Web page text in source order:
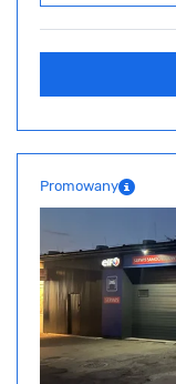
Promowany